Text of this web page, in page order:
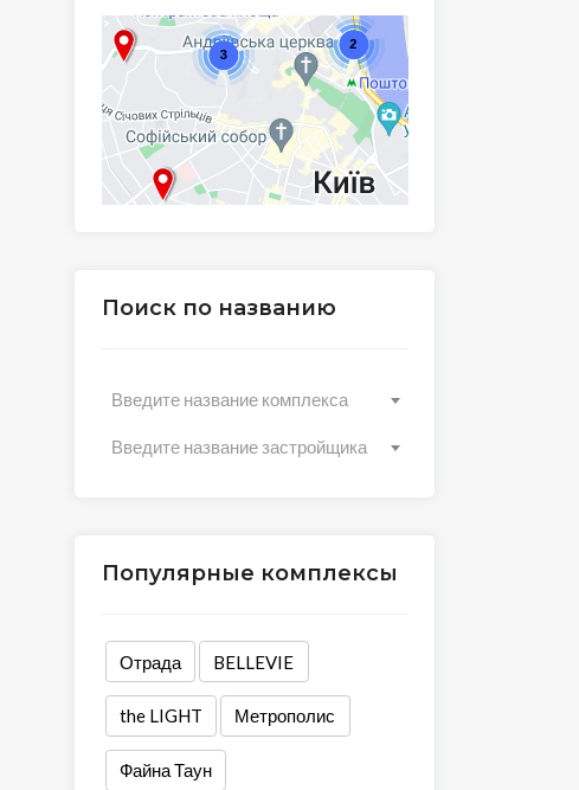
Поиск по названию
Введите название комплекса
Введите название застройщика
Популярные комплексы
Отрада BELLEVIE
the LIGHT Метрополис
Файна Таун